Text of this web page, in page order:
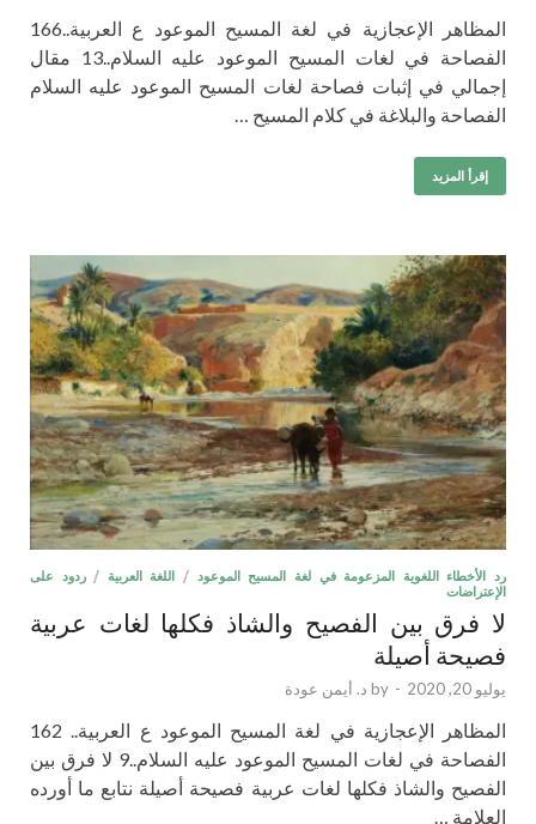
المظاهر الإعجازية في لغة المسيح الموعود ع العربية..166
الفصاحة في لغات المسيح الموعود عليه السلام..13 مقال
إجمالي في إثبات فصاحة لغات المسيح الموعود عليه السلام
الفصاحة والبلاغة في كلام المسيح …
إقرأ المزيد
رد الأخطاء اللغوية المزعومة في لغة المسيح الموعود / اللغة العربية /ردود على
الإعتراضات
لا فرق بين الفصيح والشاذ فكلها لغات عربية
فصيحة أصيلة
يوليو 20, 2020 -
by د. أيمن عودة
المظاهر الإعجازية في لغة المسيح الموعود ع العربية.. 162
الفصاحة في لغات المسيح الموعود عليه السلام..9 لا فرق بين
الفصيح والشاذ فكلها لغات عربية فصيحة أصيلة نتابع ما أورده
العلامة …